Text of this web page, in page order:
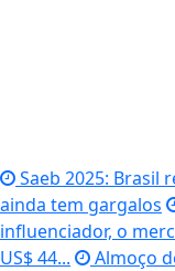
Saeb 2025: Brasil
ainda tem gargalos
influenciador, o
US$ 44...
Almoço